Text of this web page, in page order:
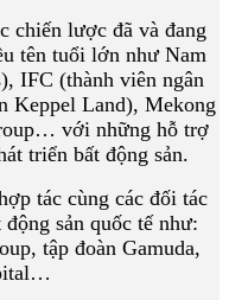
chiến lược đã và đang
tên tuổi lớn như Nam
IFC (thành viên ngân
Keppel Land), Mekong
với những hỗ trợ
triển bất động sản.
tác cùng các đối tác
sản quốc tế như:
tập đoàn Gamuda,